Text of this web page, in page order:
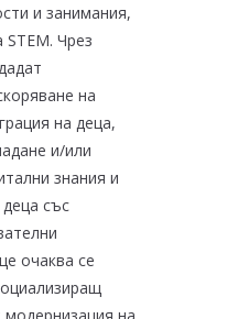
и занимания,
STEM. Чрез
на
на деца,
и/или
знания и
със
очаква се